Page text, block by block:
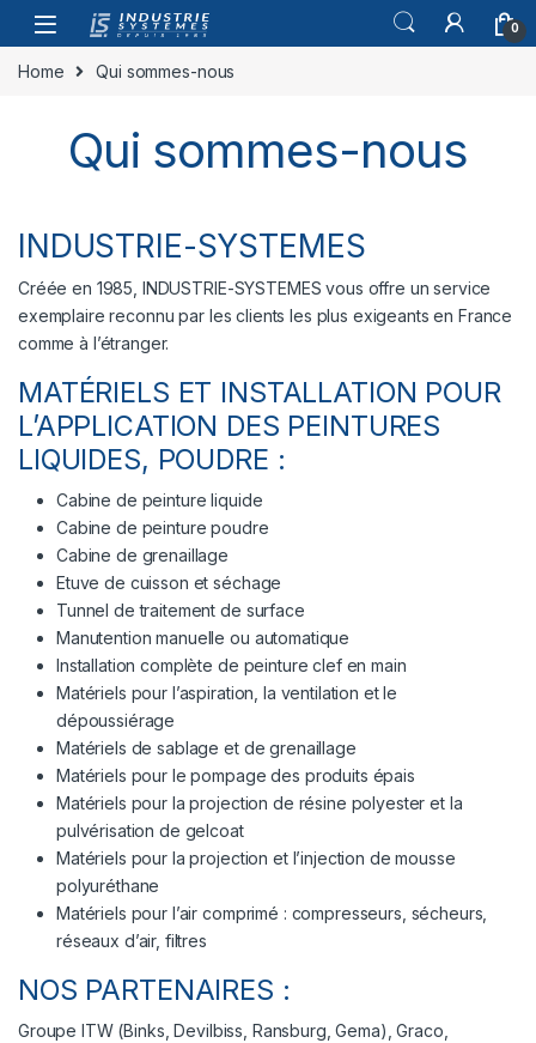
Skip to navigation
Skip to content
0
Home Qui sommes-nous
Qui sommes-nous
INDUSTRIE-SYSTEMES
Créée en 1985, INDUSTRIE-SYSTEMES vous offre un service
exemplaire reconnu par les clients les plus exigeants en France
comme à l’étranger.
MATÉRIELS ET INSTALLATION POUR
L’APPLICATION DES PEINTURES
LIQUIDES, POUDRE :
Cabine de peinture liquide
Cabine de peinture poudre
Cabine de grenaillage
Etuve de cuisson et séchage
Tunnel de traitement de surface
Manutention manuelle ou automatique
Installation complète de peinture clef en main
Matériels pour l’aspiration, la ventilation et le
dépoussiérage
Matériels de sablage et de grenaillage
Matériels pour le pompage des produits épais
Matériels pour la projection de résine polyester et la
pulvérisation de gelcoat
Matériels pour la projection et l’injection de mousse
polyuréthane
Matériels pour l’air comprimé : compresseurs, sécheurs,
réseaux d’air, filtres
NOS PARTENAIRES :
Groupe ITW (Binks, Devilbiss, Ransburg, Gema), Graco,